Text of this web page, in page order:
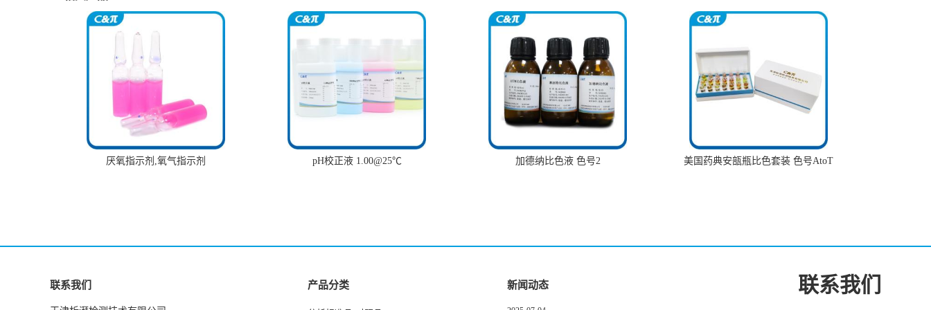
厌氧指示剂,氧气指示剂 pH校正液 1.00@25℃ 加德纳比色液 色号2 美国药典安瓿瓶比色套装 色号AtoT
联系我们 产品分类 新闻动态 联系我们